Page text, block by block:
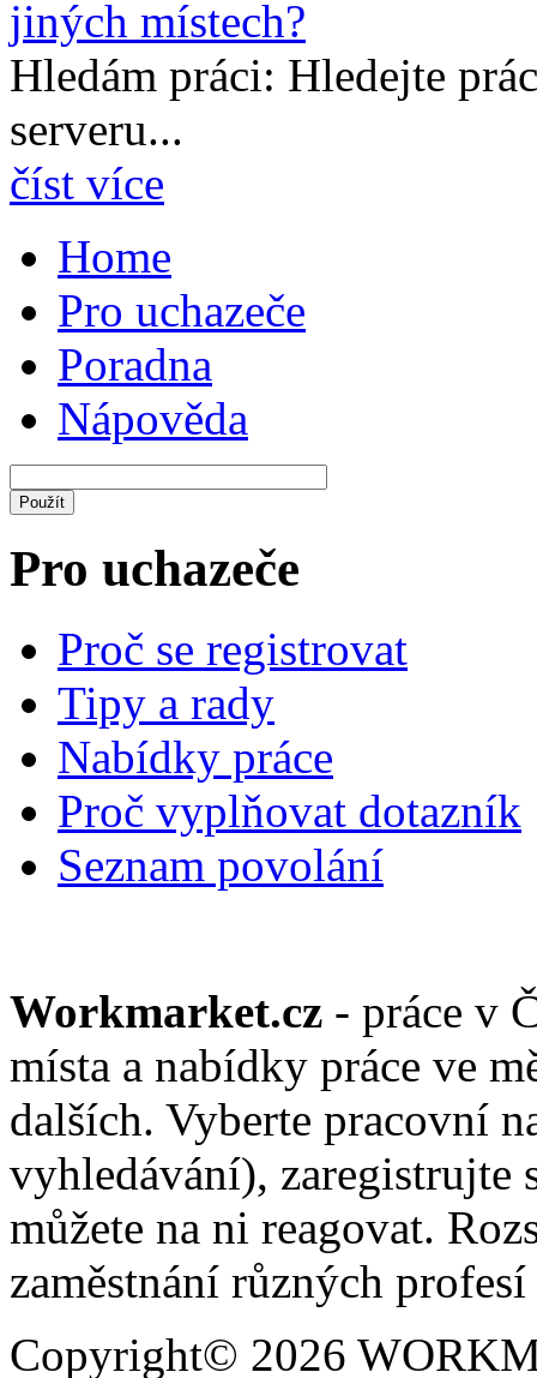
Hledám práci: Hledejte
serveru...
číst více
Home
Pro uchazeče
Poradna
Nápověda
Pro uchazeče
Proč se registrovat
Tipy a rady
Nabídky práce
Proč vyplňovat dotazník
Seznam povolání
Workmarket.cz - práce v
místa a nabídky práce ve
dalších. Vyberte pracovní
vyhledávání), zaregistrujte
můžete na ni reagovat.
zaměstnání různých
Copyright© 2026